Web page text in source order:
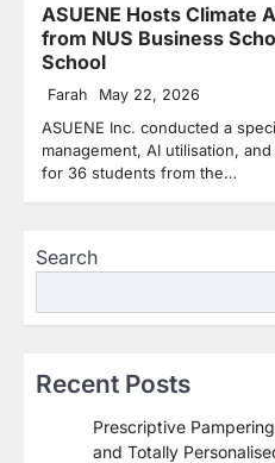
ASUENE Hosts Climate
from NUS Business
School
Farah May 22, 2026
ASUENE Inc. conducted a
management, AI utilisation,
for 36 students from the…
Search
Recent Posts
Prescriptive
and Totally